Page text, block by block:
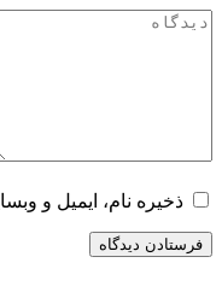
ذخیره نام، ایمیل و